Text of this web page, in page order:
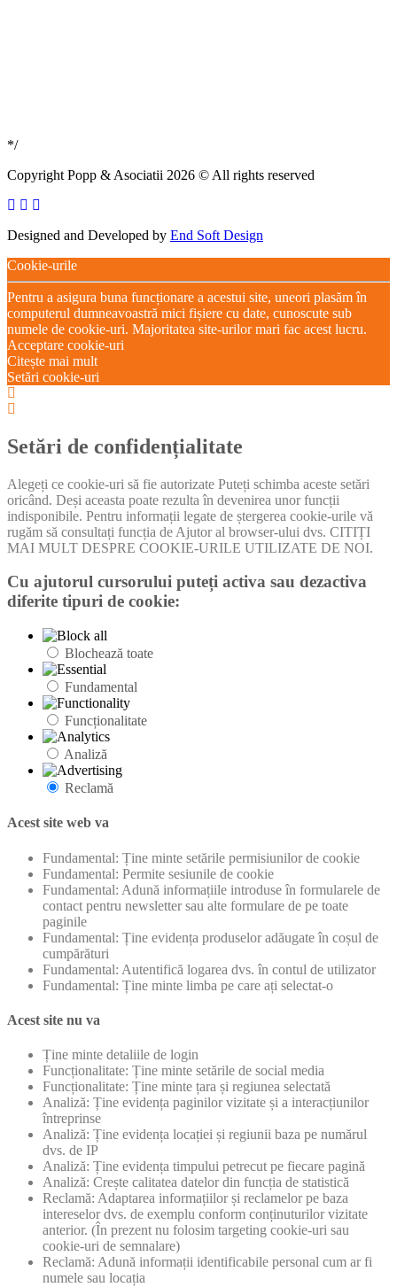
*/
Copyright Popp & Asociatii 2026 © All rights reserved
Designed and Developed by End Soft Design
Cookie-urile
Pentru a asigura buna funcționare a acestui site, uneori plasăm în
computerul dumneavoastră mici fișiere cu date, cunoscute sub
numele de cookie-uri. Majoritatea site-urilor mari fac acest lucru.
Acceptare cookie-uri
Citește mai mult
Setări cookie-uri
box
Setări de confidențialitate
Alegeți ce cookie-uri să fie autorizate Puteți schimba aceste setări
oricând. Deși aceasta poate rezulta în devenirea unor funcții
indisponibile. Pentru informații legate de ștergerea cookie-urile vă
rugăm să consultați funcția de Ajutor al browser-ului dvs. CITIȚI
MAI MULT DESPRE COOKIE-URILE UTILIZATE DE NOI.
Cu ajutorul cursorului puteți activa sau dezactiva
diferite tipuri de cookie:
Blochează toate
Fundamental
Funcționalitate
Analiză
Reclamă
Acest site web va
Fundamental: Ține minte setările permisiunilor de cookie
Fundamental: Permite sesiunile de cookie
Fundamental: Adună informațiile introduse în formularele de
contact pentru newsletter sau alte formulare de pe toate
paginile
Fundamental: Ține evidența produselor adăugate în coșul de
cumpărături
Fundamental: Autentifică logarea dvs. în contul de utilizator
Fundamental: Ține minte limba pe care ați selectat-o
Acest site nu va
Ține minte detaliile de login
Funcționalitate: Ține minte setările de social media
Funcționalitate: Ține minte țara și regiunea selectată
Analiză: Ține evidența paginilor vizitate și a interacțiunilor
întreprinse
Analiză: Ține evidența locației și regiunii baza pe numărul
dvs. de IP
Analiză: Ține evidența timpului petrecut pe fiecare pagină
Analiză: Crește calitatea datelor din funcția de statistică
Reclamă: Adaptarea informațiilor și reclamelor pe baza
intereselor dvs. de exemplu conform conținuturilor vizitate
anterior. (În prezent nu folosim targeting cookie-uri sau
cookie-uri de semnalare)
Reclamă: Adună informații identificabile personal cum ar fi
numele sau locația